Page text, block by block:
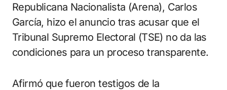
Republicana Nacionalista (Arena), Carlos
García, hizo el anuncio tras acusar que el
Tribunal Supremo Electoral (TSE) no da las
condiciones para un proceso transparente.
Afirmó que fueron testigos de la